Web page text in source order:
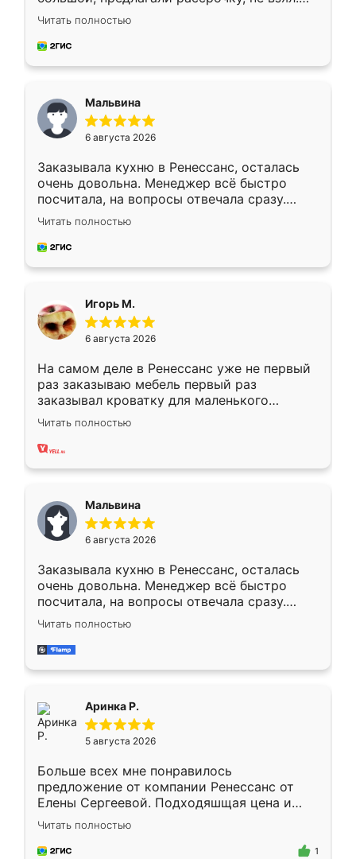
Ждал меньше месяца, сборщик с прямыми
руками. По цене вышло адекватно.
Рекомендую!
Читать полностью
Мальвина
6 августа 2026
Заказывала кухню в Ренессанс, осталась
очень довольна. Менеджер всё быстро
посчитала, на вопросы отвечала сразу.
Замерщик приехал в субботу, подошёл к
делу со всей ответственностью. Собрали
за день, ребята работали аккуратно, даже
Читать полностью
Игорь М.
6 августа 2026
На самом деле в Ренессанс уже не первый
раз заказываю мебель первый раз
заказывал кроватку для маленького
ребёнка при его рождении ,во второй раз
заказал шкаф-купе. По качеству очень
хорошее сборка достаточно быстрая,
меньше, здесь же он более разнообразный.
Мне нравится ,если что-то потребуется из
мебели буду заказывать только здесь.
Читать полностью
Мальвина
6 августа 2026
Заказывала кухню в Ренессанс, осталась
очень довольна. Менеджер всё быстро
посчитала, на вопросы отвечала сразу.
Замерщик приехал в субботу, подошёл к
делу со всей ответственностью. Собрали
за день, ребята работали аккуратно, даже
Читать полностью
Аринка Р.
5 августа 2026
Больше всех мне понравилось
предложение от компании Ренессанс от
Елены Сергеевой. Подходяшщая цена и
короткие сроки изготовления. Приехавший
для замера сотрудник Владислав
предложил по моему эскизу самый
Читать полностью
1